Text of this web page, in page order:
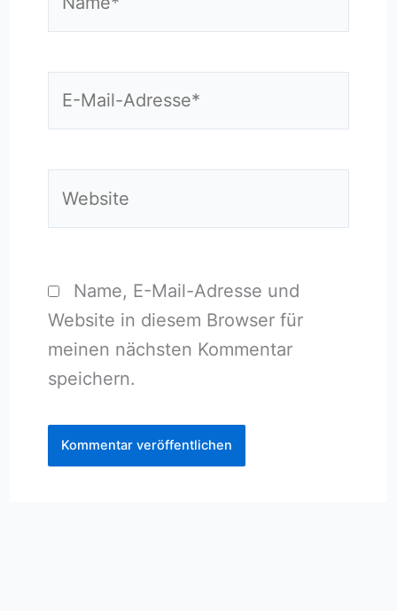
Name, E-Mail-Adresse und
Website in diesem Browser für
meinen nächsten Kommentar
speichern.